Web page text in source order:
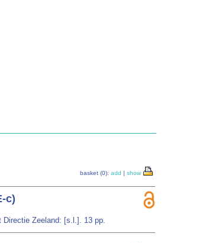
basket (0): add | show
c)
Directie Zeeland: [s.l.]. 13 pp.